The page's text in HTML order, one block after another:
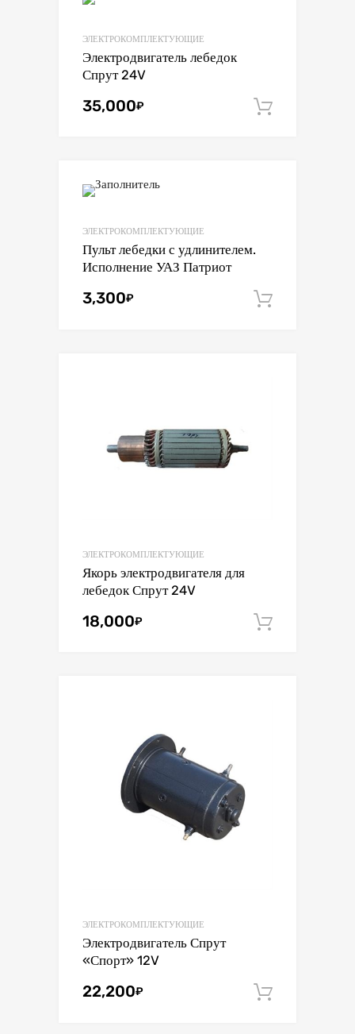
ЭЛЕКТРОКОМПЛЕКТУЮЩИЕ
Электродвигатель лебедок
Спрут 24V
35,000₽
ЭЛЕКТРОКОМПЛЕКТУЮЩИЕ
Пульт лебедки с удлинителем.
Исполнение УАЗ Патриот
3,300₽
ЭЛЕКТРОКОМПЛЕКТУЮЩИЕ
Якорь электродвигателя для
лебедок Спрут 24V
18,000₽
ЭЛЕКТРОКОМПЛЕКТУЮЩИЕ
Электродвигатель Спрут
«Спорт» 12V
22,200₽